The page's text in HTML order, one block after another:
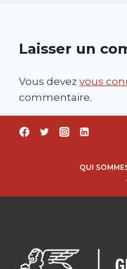
Laisser un
Vous devez vous
commentaire.
QUI